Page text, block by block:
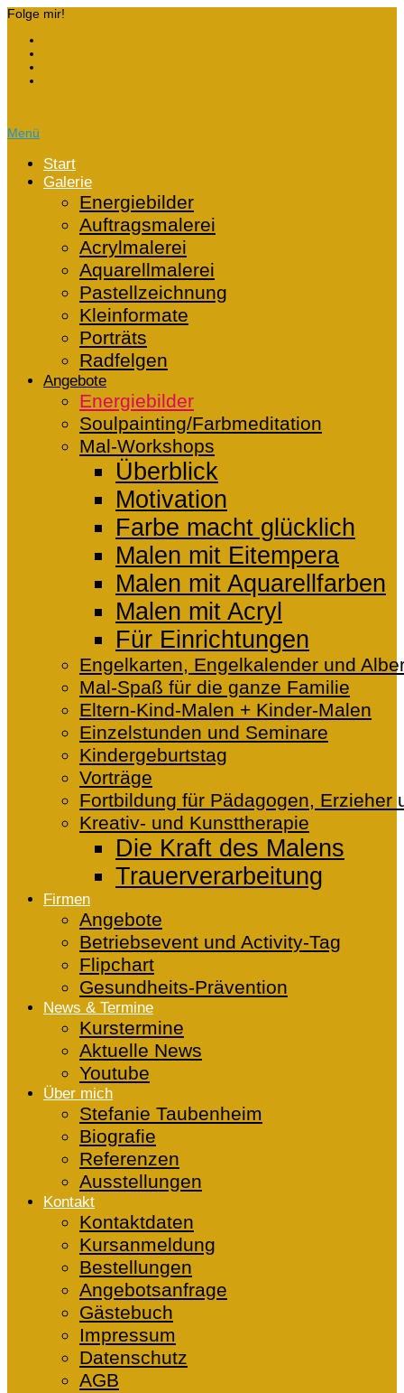
Folge mir!
Menü
Start
Galerie
Energiebilder
Auftragsmalerei
Acrylmalerei
Aquarellmalerei
Pastellzeichnung
Kleinformate
Porträts
Radfelgen
Angebote
Energiebilder
Soulpainting/Farbmeditation
Mal-Workshops
Überblick
Motivation
Farbe macht glücklich
Malen mit Eitempera
Malen mit Aquarellfarben
Malen mit Acryl
Für Einrichtungen
Engelkarten, Engelkalender und
Mal-Spaß für die ganze Familie
Eltern-Kind-Malen + Kinder-Malen
Einzelstunden und Seminare
Kindergeburtstag
Vorträge
Fortbildung für Pädagogen, Erzieher
Kreativ- und Kunsttherapie
Die Kraft des Malens
Trauerverarbeitung
Firmen
Angebote
Betriebsevent und Activity-Tag
Flipchart
Gesundheits-Prävention
News & Termine
Kurstermine
Aktuelle News
Youtube
Über mich
Stefanie Taubenheim
Biografie
Referenzen
Ausstellungen
Kontakt
Kontaktdaten
Kursanmeldung
Bestellungen
Angebotsanfrage
Gästebuch
Impressum
Datenschutz
AGB